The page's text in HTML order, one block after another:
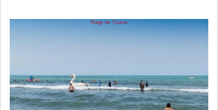
Plage de Tipaza